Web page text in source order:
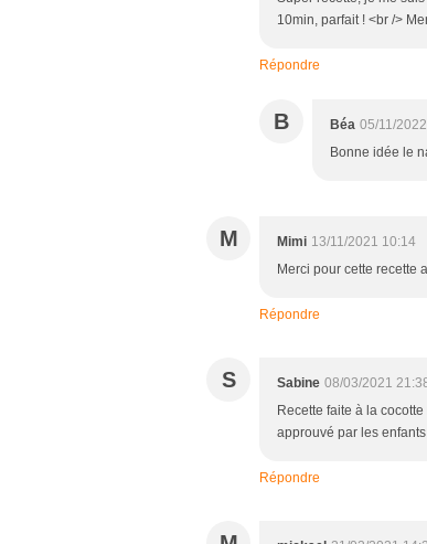
10min, parfait ! <br />
Répondre
B Béa 05/11/
Bonne idée le
M Mimi 13/11/2021 10:14
Merci pour cette recette
Répondre
S Sabine 08/03/2021
Recette faite à la
approuvé par les
Répondre